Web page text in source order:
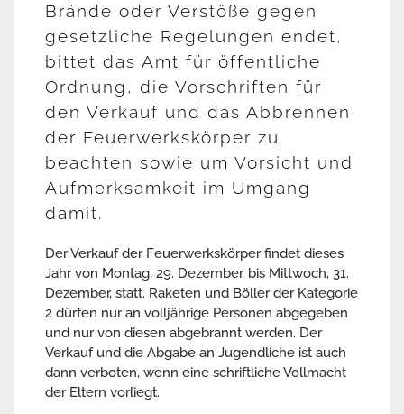
Brände oder Verstöße gegen
gesetzliche Regelungen endet,
bittet das Amt für öffentliche
Ordnung, die Vorschriften für
den Verkauf und das Abbrennen
der Feuerwerkskörper zu
beachten sowie um Vorsicht und
Aufmerksamkeit im Umgang
damit.
Der Verkauf der Feuerwerkskörper findet dieses
Jahr von Montag, 29. Dezember, bis Mittwoch, 31.
Dezember, statt. Raketen und Böller der Kategorie
2 dürfen nur an volljährige Personen abgegeben
und nur von diesen abgebrannt werden. Der
Verkauf und die Abgabe an Jugendliche ist auch
dann verboten, wenn eine schriftliche Vollmacht
der Eltern vorliegt.